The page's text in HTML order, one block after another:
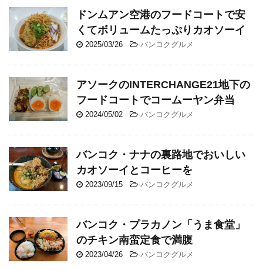
ドンムアン空港のフードコートで安
くてボリュームたっぷりカオソーイ
2025/03/26 -バンコクグルメ
アソークのINTERCHANGE21地下の
フードコートでコームーヤン弁当
2024/05/02 -バンコクグルメ
バンコク・ナナの裏路地でおいしい
カオソーイとコーヒーを
2023/09/15 -バンコクグルメ
バンコク・プラカノン「うま食堂」
のチキン南蛮定食で満腹
2023/04/26 -バンコクグルメ